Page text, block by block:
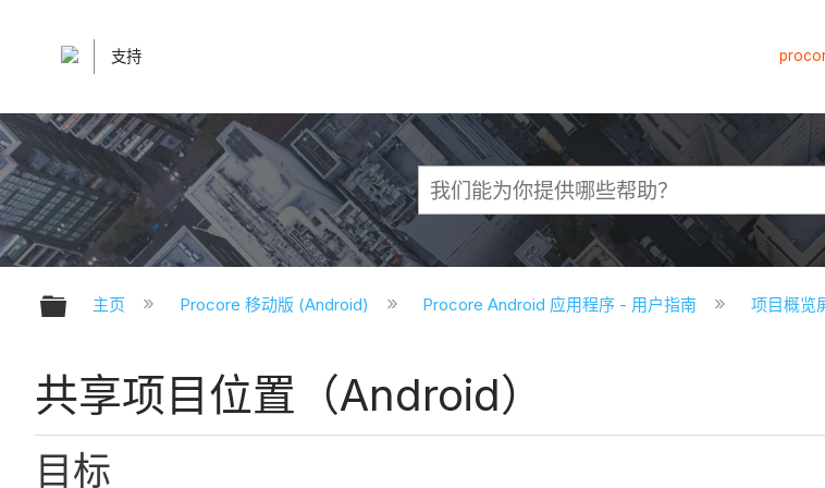
支持
扩展/隐缩全局层次
主页 Procore 移动版 (Android) Procore Android 应用程序 - 用户指南 项目概览
共享项目位置（Android）
目标